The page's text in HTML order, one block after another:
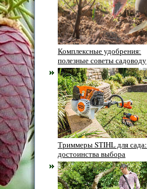
Комплексные удобрения:
полезные советы садоводу
Триммеры STIHL для сада:
достоинства выбора